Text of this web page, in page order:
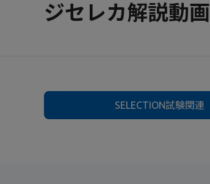
ジセレカ解説動画
SELECTION試験関連